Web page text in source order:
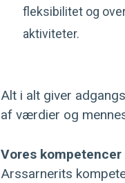
fleksibilitet og
aktiviteter.
Alt i alt giver
af værdier og
Vores
Arssarnerits